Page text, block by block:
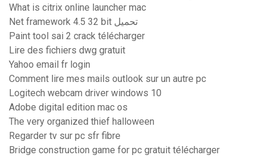
What is citrix online launcher mac
Net framework 4.5 32 bit تحميل
Paint tool sai 2 crack télécharger
Lire des fichiers dwg gratuit
Yahoo email fr login
Comment lire mes mails outlook sur un autre pc
Logitech webcam driver windows 10
Adobe digital edition mac os
The very organized thief halloween
Regarder tv sur pc sfr fibre
Bridge construction game for pc gratuit télécharger